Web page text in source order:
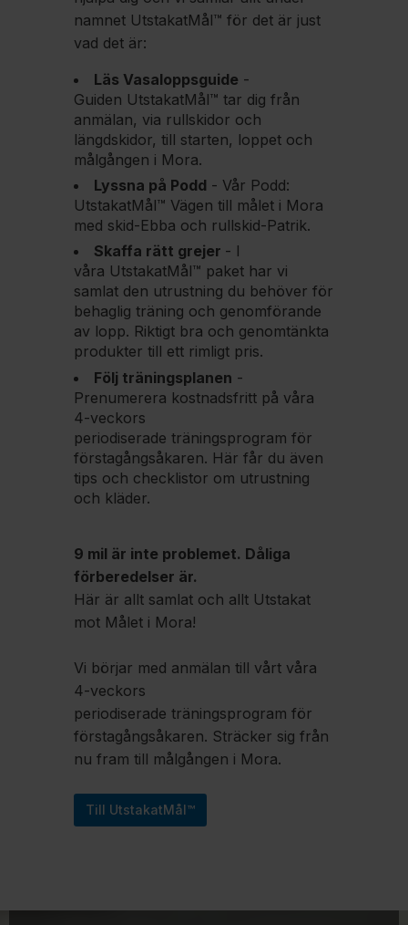
namnet UtstakatMål™ för det är just
vad det är:
Läs Vasaloppsguide -
Guiden UtstakatMål™ tar dig från
anmälan, via rullskidor och
längdskidor, till starten, loppet och
målgången i Mora.
Lyssna på Podd - Vår Podd:
UtstakatMål™ Vägen till målet i Mora
med skid-Ebba och rullskid-Patrik.
Skaffa rätt grejer - I
våra UtstakatMål™ paket har vi
samlat den utrustning du behöver för
behaglig träning och genomförande
av lopp. Riktigt bra och genomtänkta
produkter till ett rimligt pris.
Följ träningsplanen -
Prenumerera kostnadsfritt på våra
4-veckors
periodiserade träningsprogram för
förstagångsåkaren. Här får du även
tips och checklistor om utrustning
och kläder.
9 mil är inte problemet. Dåliga
förberedelser är.
Här är allt samlat och allt Utstakat
mot Målet i Mora!
Vi börjar med anmälan till vårt våra
4-veckors
periodiserade träningsprogram för
förstagångsåkaren. Sträcker sig från
nu fram till målgången i Mora.
Till UtstakatMål™